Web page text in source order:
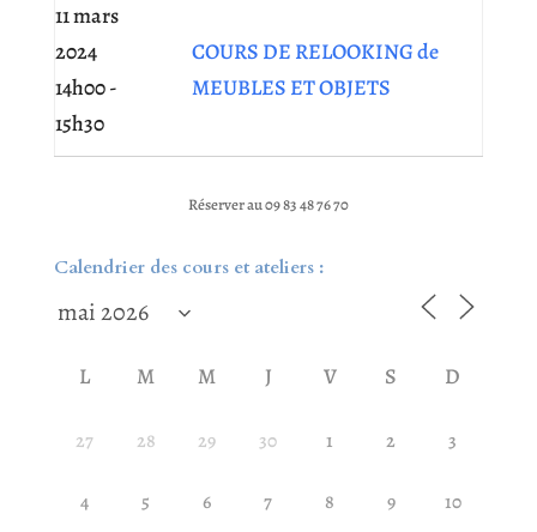
11 mars
2024
14h00 -
15h30
COURS DE RELOOKING de
MEUBLES ET OBJETS
Réserver au 09 83 48 76 70
Calendrier des cours et ateliers :
L M M J V S D
27 28 29 30 1 2 3
4 5 6 7 8 9 10